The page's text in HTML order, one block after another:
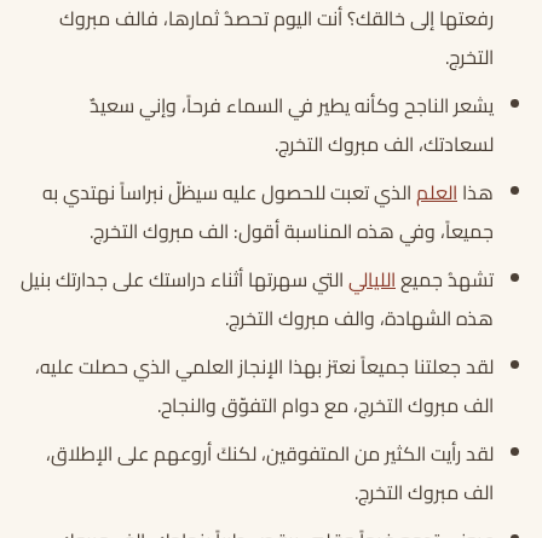
رفعتها إلى خالقك؟ أنت اليوم تحصدُ ثمارها، فالف مبروك
التخرج.
يشعر الناجح وكأنه يطير في السماء فرحاً، وإني سعيدٌ
لسعادتك، الف مبروك التخرج.
هذاالعلمالذي تعبت للحصول عليه سيظلّ نبراساً نهتدي به
جميعاً، وفي هذه المناسبة أقول: الف مبروك التخرج.
تشهدُ جميعاللياليالتي سهرتها أثناء دراستك على جدارتك بنيل
هذه الشهادة، والف مبروك التخرج.
لقد جعلتنا جميعاً نعتز بهذا الإنجاز العلمي الذي حصلت عليه،
الف مبروك التخرج، مع دوام التفوّق والنجاح.
لقد رأيت الكثير من المتفوقين، لكنكَ أروعهم على الإطلاق،
الف مبروك التخرج.